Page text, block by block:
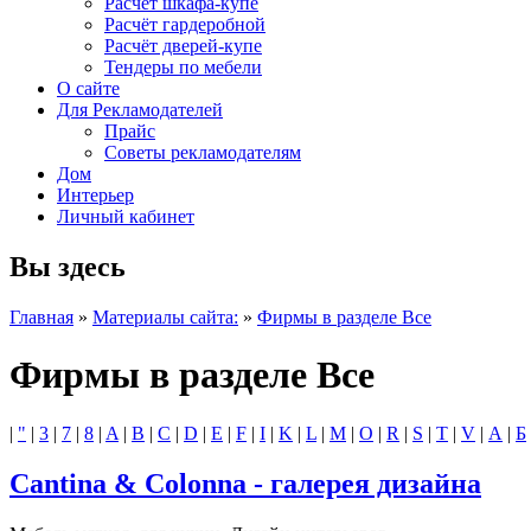
Расчёт гардеробной
Расчёт дверей-купе
Тендеры по мебели
О сайте
Для Рекламодателей
Прайс
Советы рекламодателям
Дом
Интерьер
Личный кабинет
Вы здесь
Главная » Материалы сайта: » Фирмы в разделе Все
Фирмы в разделе Все
| " | 3 | 7 | 8 | A | B | C | D | E | F | I | K | L | M | O | R | S | T | V | А | Б
Cantina & Colonna - галерея дизайна